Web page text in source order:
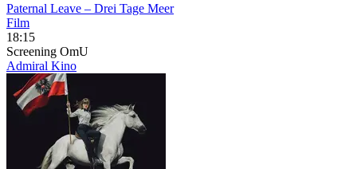
Paternal Leave – Drei Tage Meer
Film
18:15
Screening OmU
Admiral Kino